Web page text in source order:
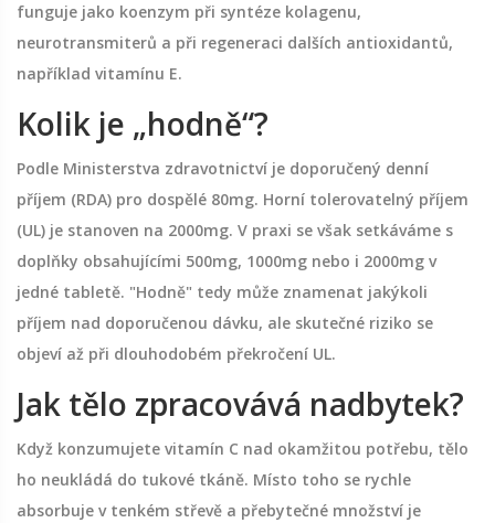
funguje jako koenzym při syntéze kolagenu,
neurotransmiterů a při regeneraci dalších antioxidantů,
například vitamínu E.
Kolik je „hodně“?
Podle Ministerstva zdravotnictví je doporučený denní
příjem (RDA) pro dospělé 80mg. Horní tolerovatelný příjem
(UL) je stanoven na 2000mg. V praxi se však setkáváme s
doplňky obsahujícími 500mg, 1000mg nebo i 2000mg v
jedné tabletě. "Hodně" tedy může znamenat jakýkoli
příjem nad doporučenou dávku, ale skutečné riziko se
objeví až při dlouhodobém překročení UL.
Jak tělo zpracovává nadbytek?
Když konzumujete vitamín C nad okamžitou potřebu, tělo
ho neukládá do tukové tkáně. Místo toho se rychle
absorbuje v tenkém střevě a přebytečné množství je